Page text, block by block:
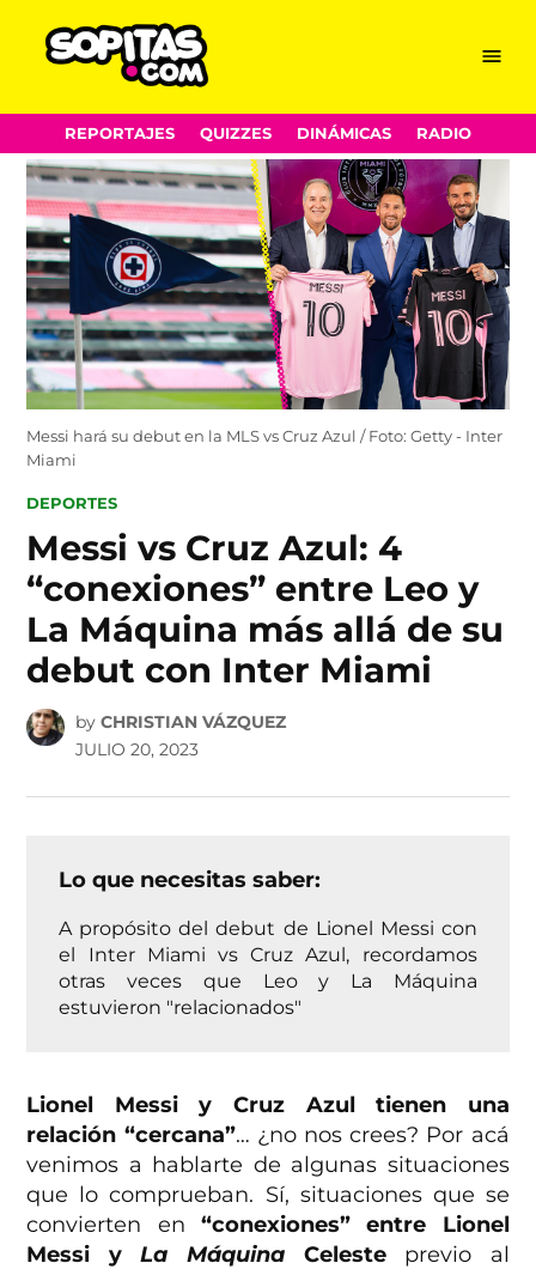
Skip
to
content
Menu
REPORTAJES QUIZZES DINÁMICAS RADIO
Messi hará su debut en la MLS vs Cruz Azul / Foto: Getty - Inter
Miami
POSTED
DEPORTES
Messi vs Cruz Azul: 4
“conexiones” entre Leo y
La Máquina más allá de su
debut con Inter Miami
by CHRISTIAN VÁZQUEZ
JULIO 20, 2023
Lo que necesitas saber:
A propósito del debut de Lionel Messi con
el Inter Miami vs Cruz Azul, recordamos
otras veces que Leo y La Máquina
estuvieron "relacionados"
Lionel Messi y Cruz Azul tienen una
relación “cercana”… ¿no nos crees? Por acá
venimos a hablarte de algunas situaciones
que lo comprueban. Sí, situaciones que se
convierten en “conexiones” entre Lionel
Messi yLa Máquina Celeste previo al